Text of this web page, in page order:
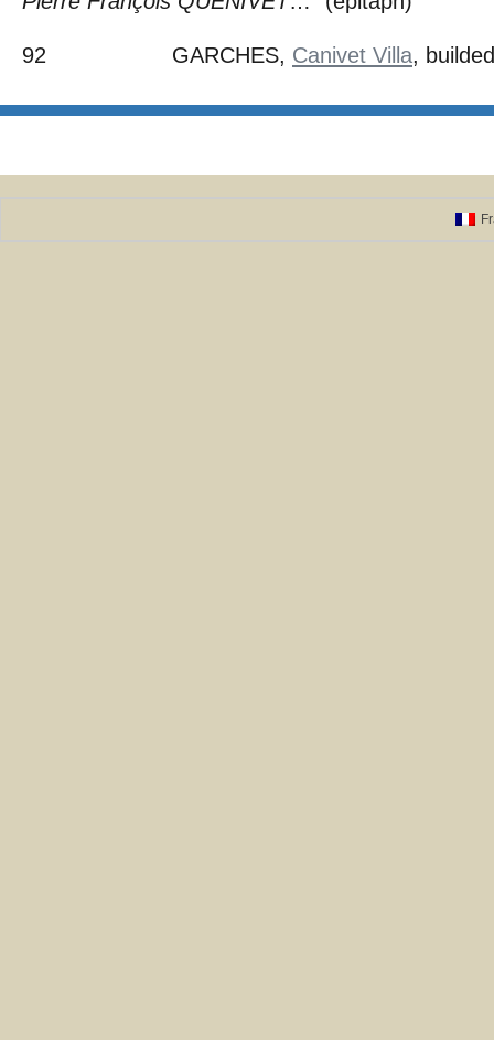
92 GARCHES, Canivet Villa,